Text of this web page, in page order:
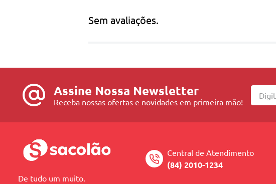
1 Tesoura
1 Cartela de curativos adesivos
Sem avaliações.
Assine Nossa Newsletter
Receba nossas ofertas e novidades em primeira mão!
De tudo um muito.
Central de Atendimento
(84) 2010-1234